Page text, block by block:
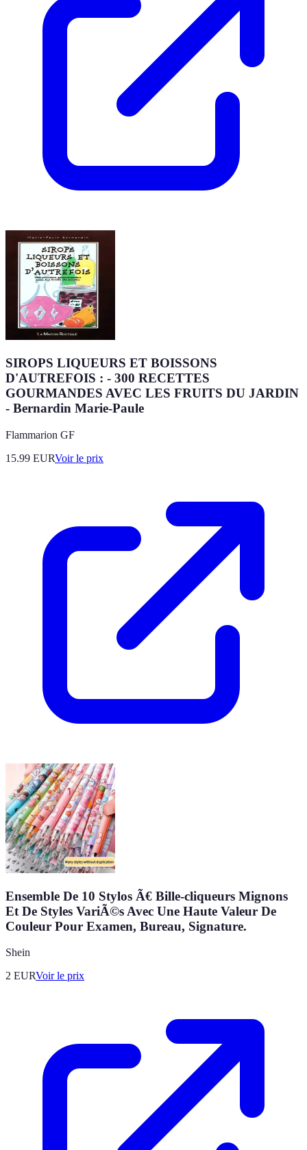
SIROPS LIQUEURS ET BOISSONS
D'AUTREFOIS : - 300 RECETTES
GOURMANDES AVEC LES FRUITS DU JARDIN
- Bernardin Marie-Paule
Flammarion GF
15.99 EURVoir le prix
Ensemble De 10 Stylos Ã€ Bille-cliqueurs Mignons
Et De Styles VariÃ©s Avec Une Haute Valeur De
Couleur Pour Examen, Bureau, Signature.
Shein
2 EURVoir le prix